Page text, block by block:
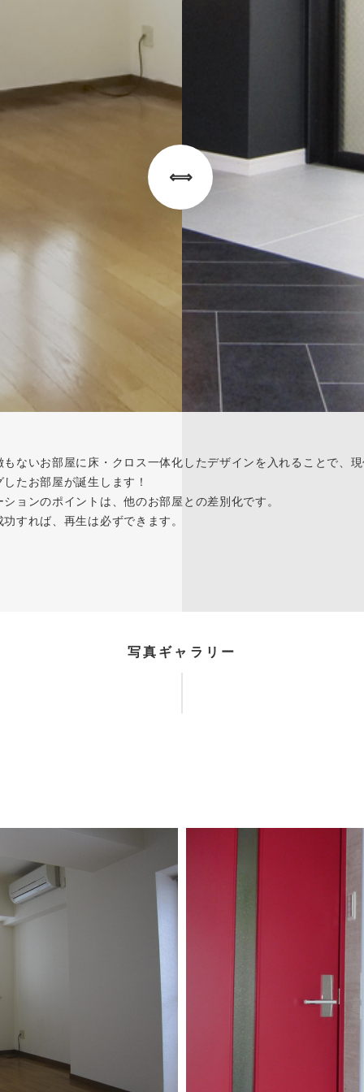
もないお部屋に床・クロス一体化したデザインを入れることで、
たお部屋が誕生します！
ションのポイントは、他のお部屋との差別化です。
すれば、再生は必ずできます。
写真ギャラリー